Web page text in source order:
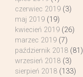
czerwiec 2019 (3)
maj 2019 (19)
kwiecień 2019 (26)
marzec 2019 (7)
październik 2018 (81)
wrzesień 2018 (3)
sierpień 2018 (133)